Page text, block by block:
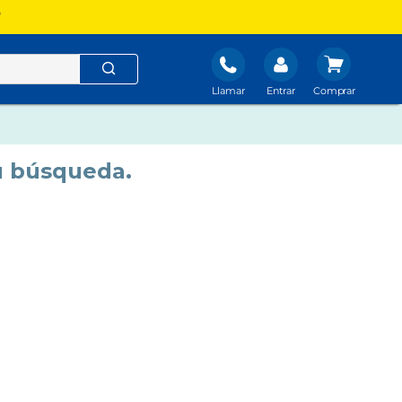
Llamar Entrar
búsqueda.